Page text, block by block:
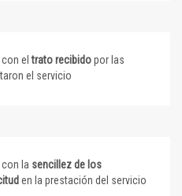
con eltrato recibidopor las
el servicio
la sencillez de los
en la prestación del servicio